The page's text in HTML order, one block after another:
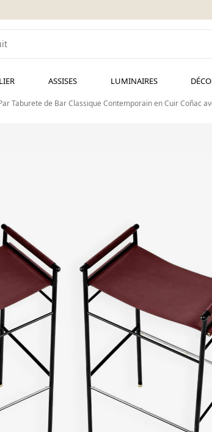
ASSISES LUMINAIRES
Taburete de Bar Classique Contemporain en Cuir Coñac